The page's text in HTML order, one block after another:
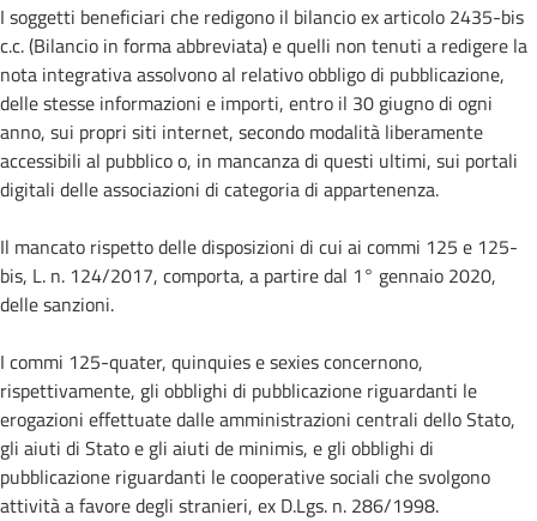
I soggetti beneficiari che redigono il bilancio ex articolo 2435-bis
c.c. (Bilancio in forma abbreviata) e quelli non tenuti a redigere la
nota integrativa assolvono al relativo obbligo di pubblicazione,
delle stesse informazioni e importi, entro il 30 giugno di ogni
anno, sui propri siti internet, secondo modalità liberamente
accessibili al pubblico o, in mancanza di questi ultimi, sui portali
digitali delle associazioni di categoria di appartenenza.
Il mancato rispetto delle disposizioni di cui ai commi 125 e 125-
bis, L. n. 124/2017, comporta, a partire dal 1° gennaio 2020,
delle sanzioni.
I commi 125-quater, quinquies e sexies concernono,
rispettivamente, gli obblighi di pubblicazione riguardanti le
erogazioni effettuate dalle amministrazioni centrali dello Stato,
gli aiuti di Stato e gli aiuti de minimis, e gli obblighi di
pubblicazione riguardanti le cooperative sociali che svolgono
attività a favore degli stranieri, ex D.Lgs. n. 286/1998.